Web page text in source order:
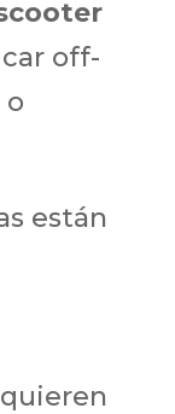
off-
o
están